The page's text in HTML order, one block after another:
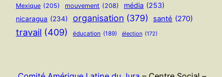
Mexique (205) mouvement (208) média (253)
nicaragua (234) organisation (379) santé (270)
travail (409) éducation (189) élection (172)